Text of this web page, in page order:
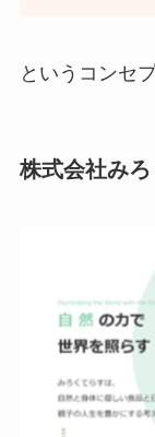
というコンセ
株式会社み